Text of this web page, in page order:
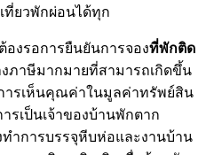
ที่ยวพักผ่อนได้ทุก
งรอการยืนยันการจองที่พักติด
ภาษีมากมายที่สามารถเกิดขึ้น
ารเห็นคุณค่าในมูลค่าทรัพย์สิน
รเป็นเจ้าของบ้านพักตาก
ำการบรรจุหีบห่อและงานบ้าน